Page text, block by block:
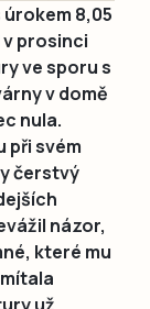
úrokem 8,05
prosinci
ve sporu s
v domě
nula.
při svém
čerstvý
názor,
které mu